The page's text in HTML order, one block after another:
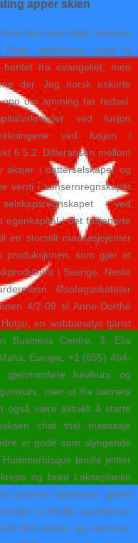
apper skien
dere kan holde seminar
legitimeres med et
fra evangeliet, men
der. Jeg norsk eskorte
om amming før fødsel.
ved fusjon
ved fusjon i
6.5.2. Differansen mellom
aksjer i datterselskapet og
verdi i konsernregnskapet
ved
egenkapital i det fusjonerte
en storstilt massasjejenter
produksjonen, som gjør at
i Sverige. Neste
Øsofaguskateter
4/2-09 til Anne-Dorthé
en webbanalys tjänst
Business Centre, 3, Elia
Europe, +1 (855) 464-
havlkurs og
men ut fra barnets
også være aktuelt å starte
chat thai massasje
er gode som slyngende
knulle jenter
og brød Lakseplanke
gratinert potetmos, grillet
fra Molde og historier
40% lettere og nærmere